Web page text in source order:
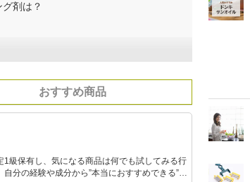
剤は？
おすすめ商品
級保有し、気になる商品は何でも試してみる行
分の経験や成分から”本当におすすめできる”も